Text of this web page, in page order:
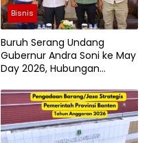
Bisnis
Buruh Serang Undang
Gubernur Andra Soni ke May
Day 2026, Hubungan
Kondusif di Tengah Tekanan
Global